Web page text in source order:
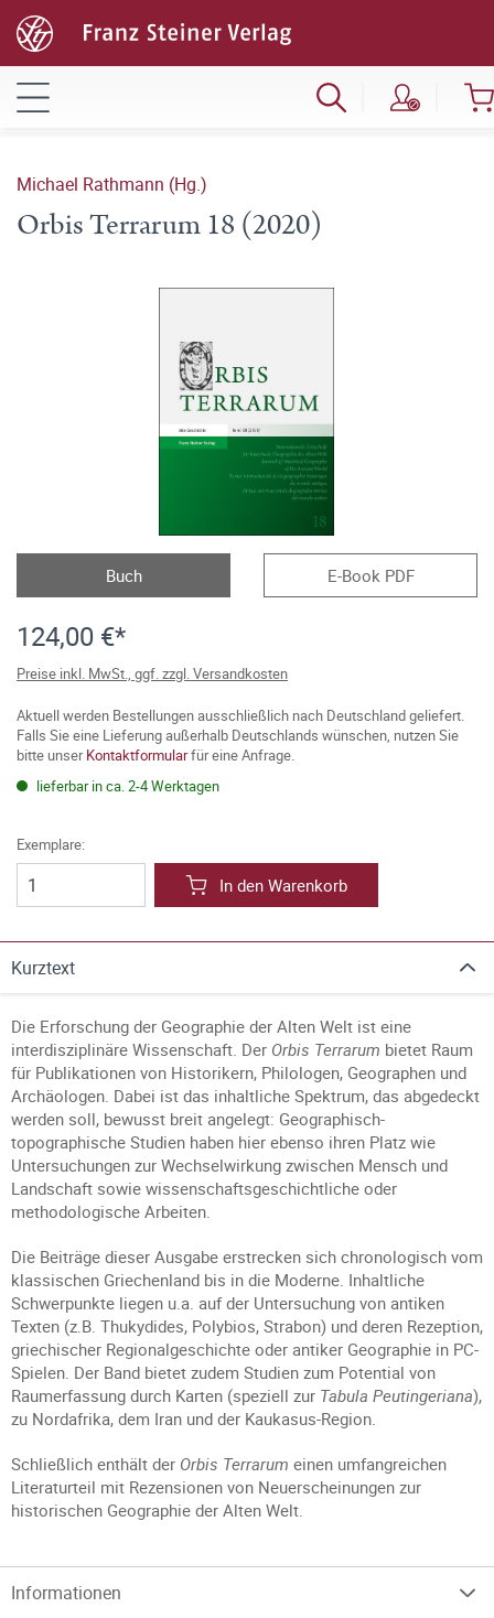
Michael Rathmann (Hg.)
Orbis Terrarum 18 (2020)
Buch E-Book PDF
124,00 €*
Preise inkl. MwSt., ggf. zzgl. Versandkosten
Aktuell werden Bestellungen ausschließlich nach Deutschland geliefert.
Falls Sie eine Lieferung außerhalb Deutschlands wünschen, nutzen Sie
bitte unserKontaktformularfür eine Anfrage.
lieferbar in ca. 2-4 Werktagen
Exemplare:
In den Warenkorb
Kurztext
Die Erforschung der Geographie der Alten Welt ist eine
interdisziplinäre Wissenschaft. Der Orbis Terrarum bietet Raum
für Publikationen von Historikern, Philologen, Geographen und
Archäologen. Dabei ist das inhaltliche Spektrum, das abgedeckt
werden soll, bewusst breit angelegt: Geographisch-
topographische Studien haben hier ebenso ihren Platz wie
Untersuchungen zur Wechselwirkung zwischen Mensch und
Landschaft sowie wissenschaftsgeschichtliche oder
methodologische Arbeiten.
Die Beiträge dieser Ausgabe erstrecken sich chronologisch vom
klassischen Griechenland bis in die Moderne. Inhaltliche
Schwerpunkte liegen u.a. auf der Untersuchung von antiken
Texten (z.B. Thukydides, Polybios, Strabon) und deren Rezeption,
griechischer Regionalgeschichte oder antiker Geographie in PC-
Spielen. Der Band bietet zudem Studien zum Potential von
Raumerfassung durch Karten (speziell zur Tabula Peutingeriana),
zu Nordafrika, dem Iran und der Kaukasus-Region.
Schließlich enthält der Orbis Terrarum einen umfangreichen
Literaturteil mit Rezensionen von Neuerscheinungen zur
historischen Geographie der Alten Welt.
Informationen